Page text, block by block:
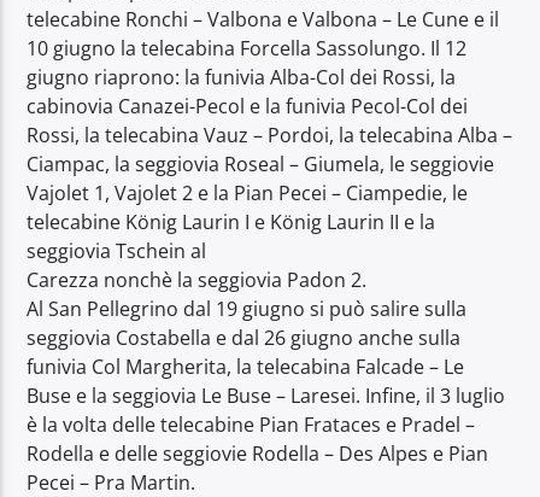
telecabine Ronchi – Valbona e Valbona – Le Cune e il
10 giugno la telecabina Forcella Sassolungo. Il 12
giugno riaprono: la funivia Alba-Col dei Rossi, la
cabinovia Canazei-Pecol e la funivia Pecol-Col dei
Rossi, la telecabina Vauz – Pordoi, la telecabina Alba –
Ciampac, la seggiovia Roseal – Giumela, le seggiovie
Vajolet 1, Vajolet 2 e la Pian Pecei – Ciampedie, le
telecabine König Laurin I e König Laurin II e la
seggiovia Tschein al
Carezza nonchè la seggiovia Padon 2.
Al San Pellegrino dal 19 giugno si può salire sulla
seggiovia Costabella e dal 26 giugno anche sulla
funivia Col Margherita, la telecabina Falcade – Le
Buse e la seggiovia Le Buse – Laresei. Infine, il 3 luglio
è la volta delle telecabine Pian Frataces e Pradel –
Rodella e delle seggiovie Rodella – Des Alpes e Pian
Pecei – Pra Martin.